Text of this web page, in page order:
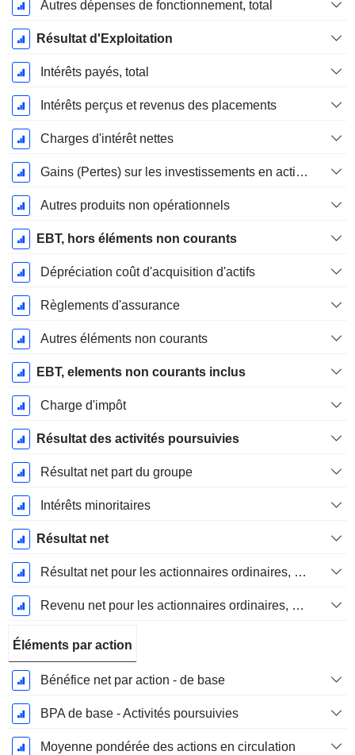
Autres dépenses de fonctionnement, total
Résultat d'Exploitation
Intérêts payés, total
Intérêts perçus et revenus des placements
Charges d'intérêt nettes
Gains (Pertes) sur les investissements en actions
Autres produits non opérationnels
EBT, hors éléments non courants
Dépréciation coût d'acquisition d'actifs
Règlements d'assurance
Autres éléments non courants
EBT, elements non courants inclus
Charge d'impôt
Résultat des activités poursuivies
Résultat net part du groupe
Intérêts minoritaires
Résultat net
Résultat net pour les actionnaires ordinaires, éléments exceptionnels inclus.
Revenu net pour les actionnaires ordinaires, hors éléments exceptionnelsRésultat net pour les actionnaires ordinaires, éléments exceptionnels exclus.
Éléments par action
Bénéfice net par action - de base
BPA de base - Activités poursuivies
Moyenne pondérée des actions en circulation